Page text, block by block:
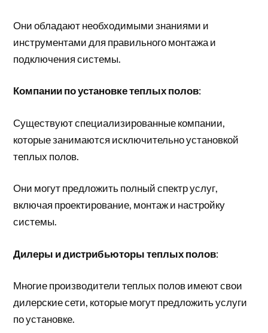
Они обладают необходимыми знаниями и
инструментами для правильного монтажа и
подключения системы.
Компании по установке теплых полов:
Существуют специализированные компании,
которые занимаются исключительно установкой
теплых полов.
Они могут предложить полный спектр услуг,
включая проектирование, монтаж и настройку
системы.
Дилеры и дистрибьюторы теплых полов:
Многие производители теплых полов имеют свои
дилерские сети, которые могут предложить услуги
по установке.